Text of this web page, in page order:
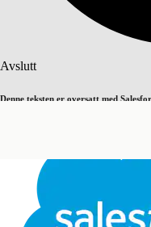
Avslutt
Denne teksten er oversatt med
Avslutt Avslutt